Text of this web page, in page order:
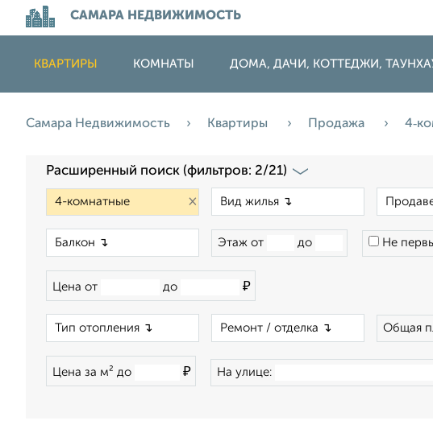
САМАРА НЕДВИЖИМОСТЬ
КВАРТИРЫ КОМНАТЫ ДОМА, ДАЧИ, КОТТЕДЖИ,
Самара Недвижимость Квартиры Продажа
Расширенный поиск (фильтров: 2/21)
×
Этаж от до Не
Цена от до ₽
Общая
Цена за м² до ₽ На улице: